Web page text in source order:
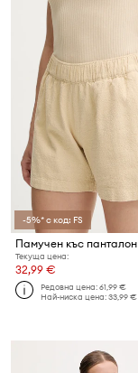
-5%* с код: FS
Текуща цена:
32,99 €
Редовна цена:61,99 €
Най-ниска цена:33,99 €